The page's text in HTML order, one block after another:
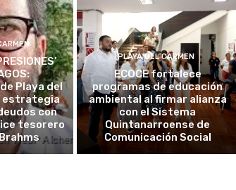
Playa del
estrategia
con
tesorero
PLAYA DEL CARMEN
ECOCE fortalece
programas de educación
ambiental al firmar alianza
con el Sistema
Quintanarroense de
Comunicación Social